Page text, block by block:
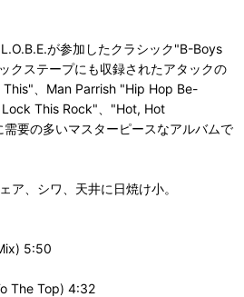
が参加したクラシック"B-Boys
クステープにも収録されたアタックの
、Man Parrish "Hip Hop Be-
This Rock"、"Hot, Hot
要の多いマスターピースなアルバムで
ア、シワ、天井に日焼け小。
5:50
The Top) 4:32